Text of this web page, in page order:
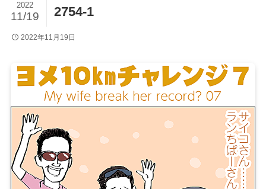
2754-1
2022
11/19
2022年11月19日